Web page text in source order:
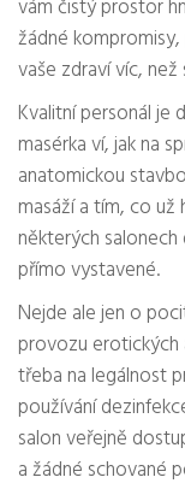
vám čistý prostor
žádné
vaše zdraví víc,
Kvalitní personál je
masérka ví, jak na
anatomickou
masáží a tím, co už
některých
přímo vystavené.
Nejde ale jen o
provozu erotických
třeba na legálnost
používání
salon veřejně
a žádné schované